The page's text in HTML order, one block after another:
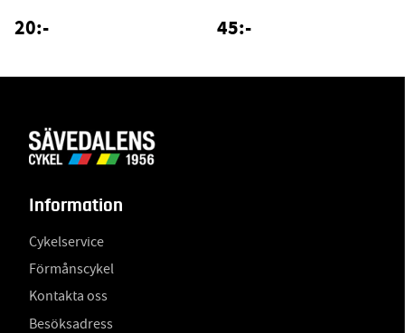
20:- 45:-
Information
Cykelservice
Förmånscykel
Kontakta oss
Besöksadress